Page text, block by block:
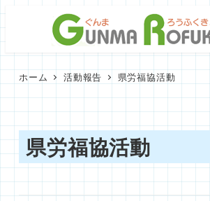
メ
ン
コ
テ
ツ
へ
ホーム 活動報告 県労福協活動
県労福協活動